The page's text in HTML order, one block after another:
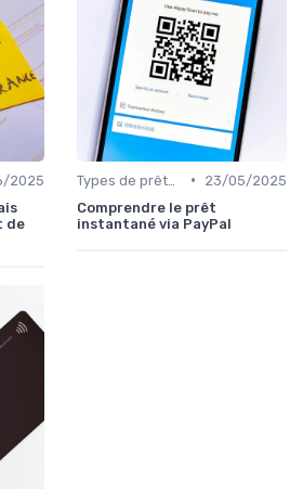
2025
de
•
23/05/2025
Comprendre le prêt
instantané via PayPal